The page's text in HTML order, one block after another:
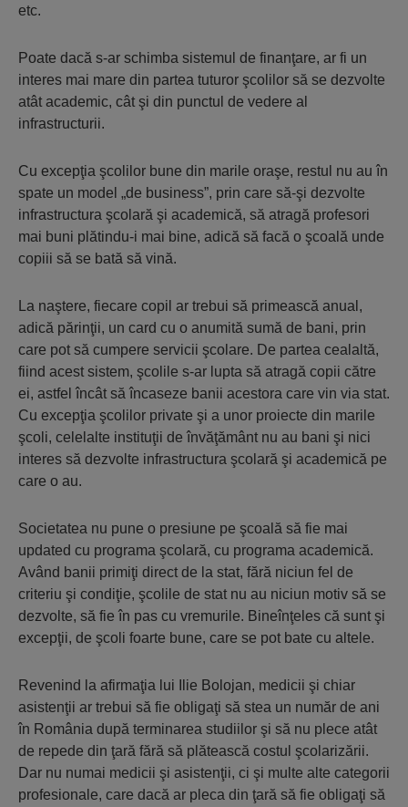
etc.
Poate dacă s-ar schimba sistemul de finanţare, ar fi un
interes mai mare din partea tuturor şcolilor să se dezvolte
atât academic, cât şi din punctul de vedere al
infrastructurii.
Cu excepţia şcolilor bune din marile oraşe, restul nu au în
spate un model „de business”, prin care să-şi dezvolte
infrastructura şcolară şi academică, să atragă profesori
mai buni plătindu-i mai bine, adică să facă o şcoală unde
copiii să se bată să vină.
La naştere, fiecare copil ar trebui să primească anual,
adică părinţii, un card cu o anumită sumă de bani, prin
care pot să cumpere servicii şcolare. De partea cealaltă,
fiind acest sistem, şcolile s-ar lupta să atragă copii către
ei, astfel încât să încaseze banii acestora care vin via stat.
Cu excepţia şcolilor private şi a unor proiecte din marile
şcoli, celelalte instituţii de învăţământ nu au bani şi nici
interes să dezvolte infrastructura şcolară şi academică pe
care o au.
Societatea nu pune o presiune pe şcoală să fie mai
updated cu programa şcolară, cu programa academică.
Având banii primiţi direct de la stat, fără niciun fel de
criteriu şi condiţie, şcolile de stat nu au niciun motiv să se
dezvolte, să fie în pas cu vremurile. Bineînţeles că sunt şi
excepţii, de şcoli foarte bune, care se pot bate cu altele.
Revenind la afirmaţia lui Ilie Bolojan, medicii şi chiar
asistenţii ar trebui să fie obligaţi să stea un număr de ani
în România după terminarea studiilor şi să nu plece atât
de repede din ţară fără să plătească costul şcolarizării.
Dar nu numai medicii şi asistenţii, ci şi multe alte categorii
profesionale, care dacă ar pleca din ţară să fie obligaţi să